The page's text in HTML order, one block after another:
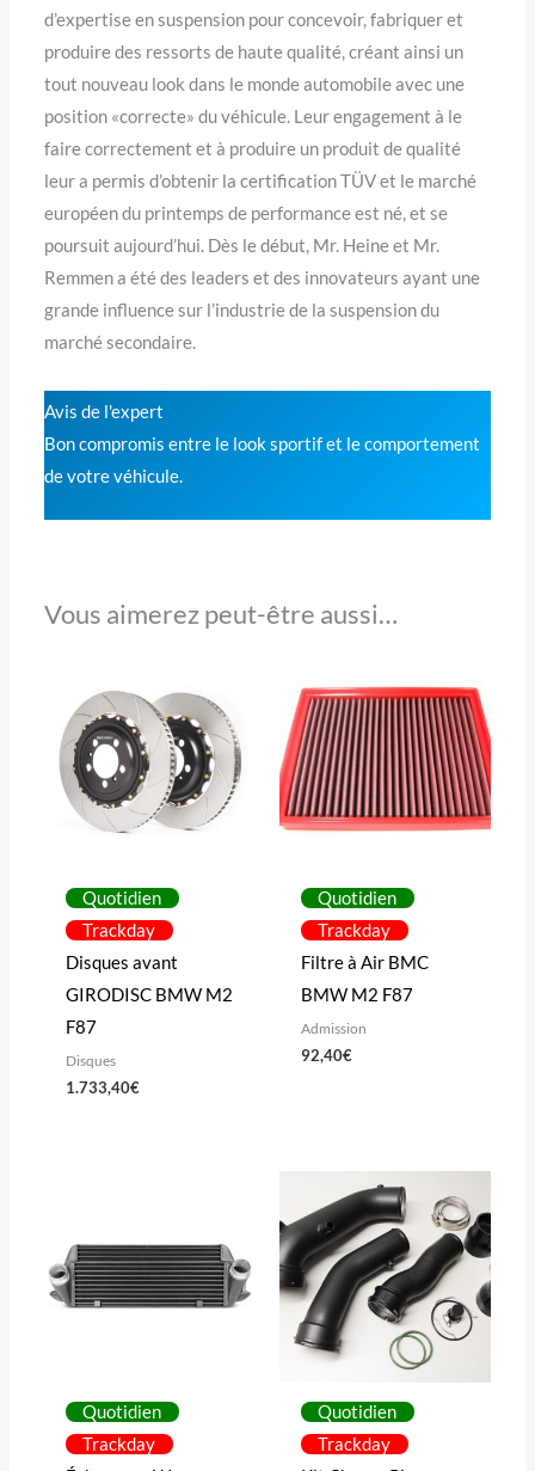
d’expertise en suspension pour concevoir, fabriquer et
produire des ressorts de haute qualité, créant ainsi un
tout nouveau look dans le monde automobile avec une
position «correcte» du véhicule. Leur engagement à le
faire correctement et à produire un produit de qualité
leur a permis d’obtenir la certification TÜV et le marché
européen du printemps de performance est né, et se
poursuit aujourd’hui. Dès le début, Mr. Heine et Mr.
Remmen a été des leaders et des innovateurs ayant une
grande influence sur l’industrie de la suspension du
marché secondaire.
Avis de l'expert
Bon compromis entre le look sportif et le comportement
de votre véhicule.
Vous aimerez peut-être aussi…
Quotidien
Trackday
Disques avant
GIRODISC BMW M2
F87
Disques
1.733,40€
Quotidien
Trackday
Filtre à Air BMC
BMW M2 F87
Admission
92,40€
Quotidien
Trackday
Quotidien
Trackday